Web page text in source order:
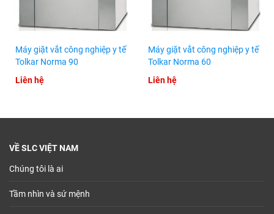
Máy giặt vắt công nghiệp y tế
Tolkar Norma 90
Liên hệ
Máy giặt vắt công nghiệp y tế
Tolkar Norma 60
Liên hệ
VỀ SLC VIỆT NAM
Chúng tôi là ai
Tầm nhìn và sứ mệnh